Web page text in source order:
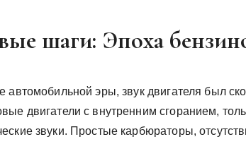
шаги: Эпоха
автомобильной эры, звук двигателя был
двигатели с внутренним сгоранием,
звуки. Простые карбюраторы,